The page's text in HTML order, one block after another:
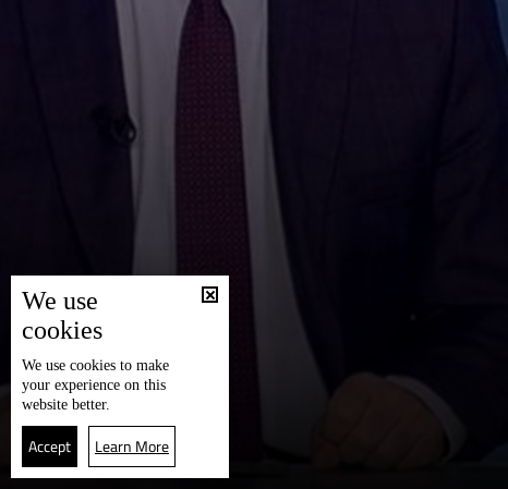
We use
cookies
We use cookies to make
your experience on this
website better.
Accept Learn More